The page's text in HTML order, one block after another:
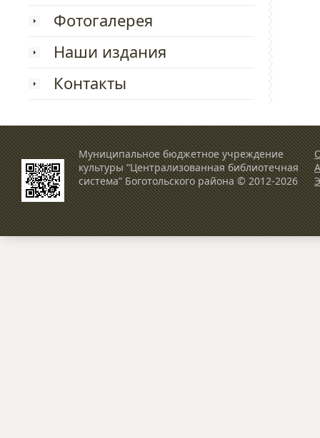
Фотогалерея
Наши издания
Контакты
Муниципальное бюджетное учреждение
культуры “Централизованная библиотечная
система” Боготольского района © 2012-2026